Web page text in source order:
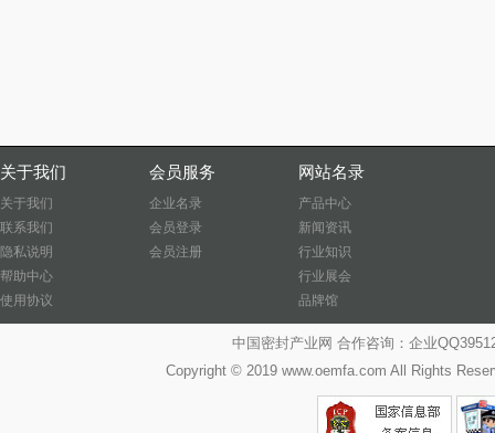
关于我们
关于我们
联系我们
隐私说明
帮助中心
使用协议
会员服务
企业名录
会员登录
会员注册
网站名录
产品中心
新闻资讯
行业知识
行业展会
品牌馆
中国密封产业网 合作咨询：企业
Copyright © 2019 www.oemfa.com All Rights